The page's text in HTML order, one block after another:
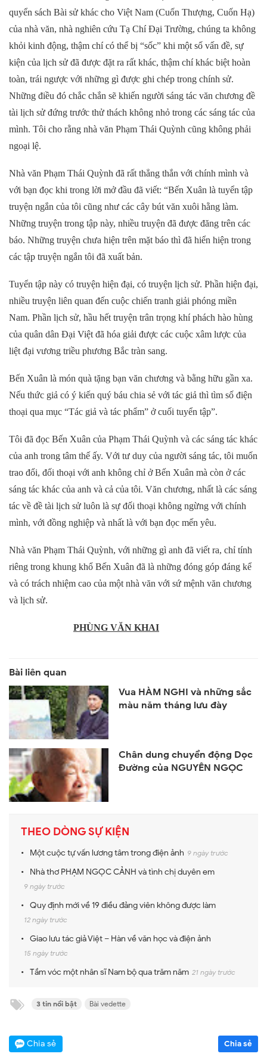
quyển sách Bài sử khác cho Việt Nam (Cuốn Thượng, Cuốn Hạ)
của nhà văn, nhà nghiên cứu Tạ Chí Đại Trường, chúng ta không
khỏi kinh động, thậm chí có thể bị “sốc” khi một số vấn đề, sự
kiện của lịch sử đã được đặt ra rất khác, thậm chí khác biệt hoàn
toàn, trái ngược với những gì được ghi chép trong chính sử.
Những điều đó chắc chắn sẽ khiến người sáng tác văn chương đề
tài lịch sử đứng trước thử thách không nhỏ trong các sáng tác của
mình. Tôi cho rằng nhà văn Phạm Thái Quỳnh cũng không phải
ngoại lệ.
Nhà văn Phạm Thái Quỳnh đã rất thẳng thắn với chính mình và
với bạn đọc khi trong lời mở đầu đã viết: “Bến Xuân là tuyển tập
truyện ngắn của tôi cũng như các cây bút văn xuôi hằng làm.
Những truyện trong tập này, nhiều truyện đã được đăng trên các
báo. Những truyện chưa hiện trên mặt báo thì đã hiển hiện trong
các tập truyện ngắn tôi đã xuất bản.
Tuyển tập này có truyện hiện đại, có truyện lịch sử. Phần hiện đại,
nhiều truyện liên quan đến cuộc chiến tranh giải phóng miền
Nam. Phần lịch sử, hầu hết truyện trân trọng khí phách hào hùng
của quân dân Đại Việt đã hóa giải được các cuộc xâm lược của
liệt đại vương triều phương Bắc tràn sang.
Bến Xuân là món quà tặng bạn văn chương và bằng hữu gần xa.
Nếu thức giả có ý kiến quý báu chia sẻ với tác giả thì tìm số điện
thoại qua mục “Tác giả và tác phẩm” ở cuối tuyển tập”.
Tôi đã đọc Bến Xuân của Phạm Thái Quỳnh và các sáng tác khác
của anh trong tâm thế ấy. Với tư duy của người sáng tác, tôi muốn
trao đổi, đối thoại với anh không chỉ ở Bến Xuân mà còn ở các
sáng tác khác của anh và cả của tôi. Văn chương, nhất là các sáng
tác về đề tài lịch sử luôn là sự đối thoại không ngừng với chính
mình, với đồng nghiệp và nhất là với bạn đọc mến yêu.
Nhà văn Phạm Thái Quỳnh, với những gì anh đã viết ra, chỉ tính
riêng trong khung khổ Bến Xuân đã là những đóng góp đáng kể
và có trách nhiệm cao của một nhà văn với sứ mệnh văn chương
và lịch sử.
PHÙNG VĂN KHAI
Vua HÀM NGHI và những sắc
màu năm tháng lưu đày
Chân dung chuyển động Dọc
Đường của NGUYÊN NGỌC
THEO DÒNG SỰ KIỆN
Một cuộc tự vấn lương tâm trong điện ảnh 9 ngày trước
Nhà thơ PHẠM NGỌC CẢNH và tình chị duyên em
9 ngày trước
Quy định mới về 19 điều đảng viên không được làm
12 ngày trước
Giao lưu tác giả Việt – Hàn về văn học và điện ảnh
15 ngày trước
Tầm vóc một nhân sĩ Nam bộ qua trăm năm 21 ngày trước
3 tin nổi bật Bài vedette
Chia sẻ Chia sẻ